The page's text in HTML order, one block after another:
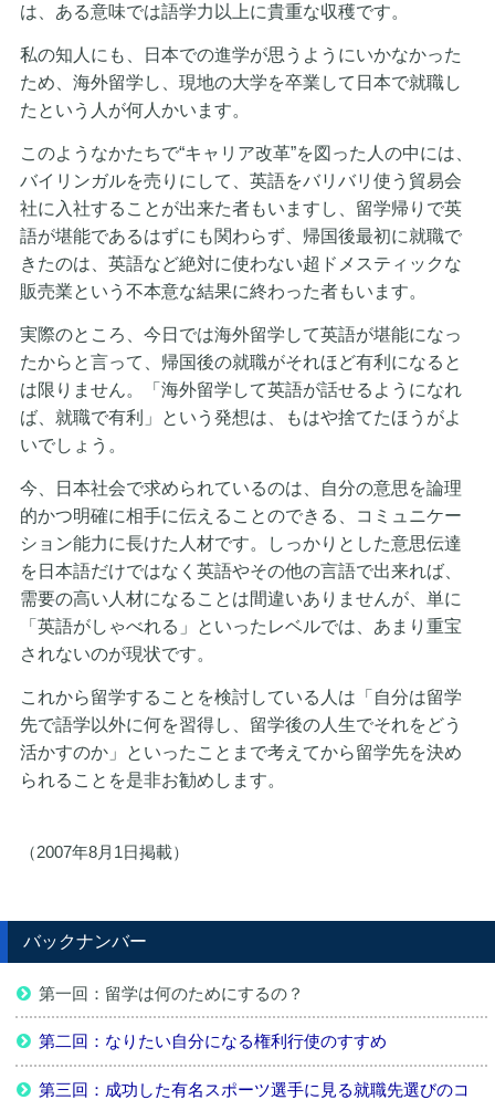
は、ある意味では語学力以上に貴重な収穫です。
私の知人にも、日本での進学が思うようにいかなかった
ため、海外留学し、現地の大学を卒業して日本で就職し
たという人が何人かいます。
このようなかたちで“キャリア改革”を図った人の中には、
バイリンガルを売りにして、英語をバリバリ使う貿易会
社に入社することが出来た者もいますし、留学帰りで英
語が堪能であるはずにも関わらず、帰国後最初に就職で
きたのは、英語など絶対に使わない超ドメスティックな
販売業という不本意な結果に終わった者もいます。
実際のところ、今日では海外留学して英語が堪能になっ
たからと言って、帰国後の就職がそれほど有利になると
は限りません。「海外留学して英語が話せるようになれ
ば、就職で有利」という発想は、もはや捨てたほうがよ
いでしょう。
今、日本社会で求められているのは、自分の意思を論理
的かつ明確に相手に伝えることのできる、コミュニケー
ション能力に長けた人材です。しっかりとした意思伝達
を日本語だけではなく英語やその他の言語で出来れば、
需要の高い人材になることは間違いありませんが、単に
「英語がしゃべれる」といったレベルでは、あまり重宝
されないのが現状です。
これから留学することを検討している人は「自分は留学
先で語学以外に何を習得し、留学後の人生でそれをどう
活かすのか」といったことまで考えてから留学先を決め
られることを是非お勧めします。
（2007年8月1日掲載）
バックナンバー
第一回：留学は何のためにするの？
第二回：なりたい自分になる権利行使のすすめ
第三回：成功した有名スポーツ選手に見る就職先選びのコ